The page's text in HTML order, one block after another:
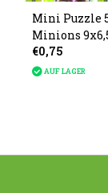
Mini Puzzle
Minions
€0,75
AUF LAGER